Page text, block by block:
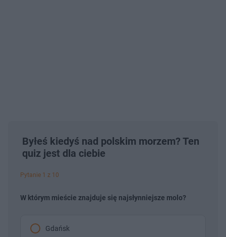
Byłeś kiedyś nad polskim morzem? Ten
quiz jest dla ciebie
Pytanie 1 z 10
W którym mieście znajduje się najsłynniejsze molo?
Gdańsk